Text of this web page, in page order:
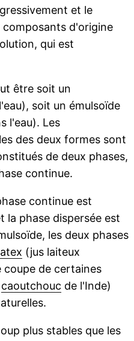
et le
composants d'origine
qui est
être soit un
soit un émulsoïde
l'eau). Les
des deux formes sont
de deux phases,
continue.
continue est
la phase dispersée est
les deux phases
(jus laiteux
coupe de certaines
caoutchouc de l'Inde)
plus stables que les